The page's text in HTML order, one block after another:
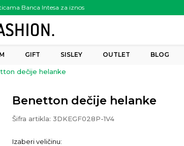
Banca Intesa za iznos
rsd
GIFT SISLEY OUTLET BLOG
dečije helanke
Benetton dečije helanke
Šifra artikla: 3DKEGF028P-1V4
Izaberi veličinu: